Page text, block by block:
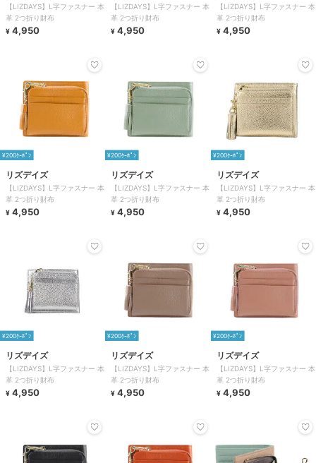
【LIZDAYS】L字ファスナー 本
革 2つ折り財布
¥ 4,950
【LIZDAYS】L字ファスナー 本
革 2つ折り財布
¥ 4,950
【LIZDAYS】L字ファスナー 本
革 2つ折り財布
¥ 4,950
¥200ｸｰﾎﾟﾝ
リズデイズ
【LIZDAYS】L字ファスナー 本
革 2つ折り財布
¥ 4,950
¥200ｸｰﾎﾟﾝ
リズデイズ
【LIZDAYS】L字ファスナー 本
革 2つ折り財布
¥ 4,950
¥200ｸｰﾎﾟﾝ
リズデイズ
【LIZDAYS】L字ファスナー 本
革 2つ折り財布
¥ 4,950
¥200ｸｰﾎﾟﾝ
リズデイズ
【LIZDAYS】L字ファスナー 本
革 2つ折り財布
¥ 4,950
¥200ｸｰﾎﾟﾝ
リズデイズ
【LIZDAYS】L字ファスナー 本
革 2つ折り財布
¥ 4,950
¥200ｸｰﾎﾟﾝ
リズデイズ
【LIZDAYS】L字ファスナー 本
革 2つ折り財布
¥ 4,950